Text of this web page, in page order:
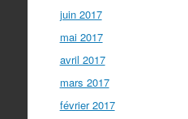
juin 2017
mai 2017
avril 2017
mars 2017
février 2017